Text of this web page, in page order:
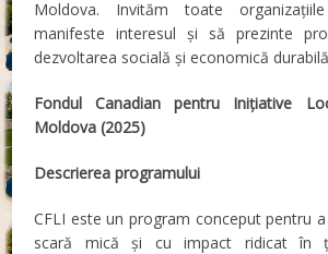
Moldova. Invităm toate
manifeste interesul și să prezinte
dezvoltarea socială și economică
Fondul Canadian pentru Inițiative
Moldova (2025)
Descrierea programului
CFLI este un program conceput pentru
scară mică și cu impact ridicat în